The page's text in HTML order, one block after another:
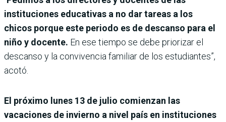
instituciones educativas a no dar tareas a los
chicos porque este periodo es de descanso para el
niño y docente. En ese tiempo se debe priorizar el
descanso y la convivencia familiar de los estudiantes”,
acotó.
El próximo lunes 13 de julio comienzan las
vacaciones de invierno a nivel país en instituciones